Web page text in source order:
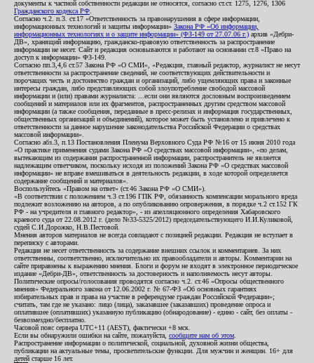
документы к частной собственности редакции не относятся, согласно ст.ст. 1275, 1276, 1306
Гражданского кодекса РФ
Согласно ч.2. п.3. ст.17 «Ответственность за правонарушения в сфере информации,
информационных технологий и защиты информации» Закона РФ «Об информации,
информационных технологиях и о защите информации» (ФЗ-149 от 27.07.06 г.) архив «Дебри-
ДВ», хранящий информацию, гражданско-правовую ответственность за распространение
информации не несет. Сайт и редакция основываются и работают на основании ст.8 «Право на
доступ к информации» ФЗ-149.
Согласно пп.3,4,6 ст.57 Закона РФ «О СМИ», «Редакция, главный редактор, журналист не несут
ответственности за распространение сведений, не соответствующих действительности и
порочащих честь и достоинство граждан и организаций, либо ущемляющих права и законные
интересы граждан, либо представляющих собой злоупотребление свободой массовой
информации и (или) правами журналиста: ...если они являются дословным воспроизведением
сообщений и материалов или их фрагментов, распространенных другим средством массовой
информации (а также сообщения, переданные в пресс-релизах и информация государственных,
общественных организаций и объединений), которое может быть установлено и привлечено к
ответственности за данное нарушение законодательства Российской Федерации о средствах
массовой информации».
Согласно абз.3, п.13 Постановления Пленума Верховного Суда РФ №16 от 15 июня 2010 года
«О практике применения судами Закона РФ «О средствах массовой информации», «по делам,
вытекающим из содержания распространенной информации, распространитель не является
надлежащим ответчиком, поскольку исходя из положений Закона РФ «О средствах массовой
информации» не вправе вмешиваться в деятельность редакции, в ходе которой определяется
содержание сообщений и материалов».
Воспользуйтесь «Правом на ответ» (ст.46 Закона РФ «О СМИ»).
«В соответствии с положением ч.3 ст.196 ГПК РФ, обязанность компенсации морального вреда
подлежит возложению на авторов, а по опубликованию опровержения, в порядке ч.2 ст.152 ГК
РФ - на учредителя и главного редактор», - из апелляционного определения Хабаровского
краевого суда от 22.08.2012 г. (дело №33-5325/2012) председательствующего И.И.Куликовой,
судей С.И.Дорожко, Н.В.Пестовой.
Мнения авторов материалов не всегда совпадают с позицией редакции. Редакция не вступает в
переписку с авторами.
Редакция не несет ответственность за содержание внешних ссылок и комментариев. За них
ответственны, соответственно, исключительно их правообладатели и авторы. Комментарии на
сайте приравнены к выражению мнения. Блоги и форум не входят в электронное периодическое
издание «Дебри-ДВ», ответственность за достоверность и наполняемость несут авторы.
Политические опросы/голосования проводятся согласно ч.2. ст.46 «Опросы общественного
мнения» Федерального закона от 12.06.2002 г. № 67-ФЗ «Об основных гарантиях
избирательных прав и права на участие в референдуме граждан Российской Федерации»;
считать, там где не указано: лицо (лица), заказавшее (заказавших) проведение опроса и
оплатившее (оплативших) указанную публикацию (обнародование) - едино - сайт, без оплаты -
безвозмездно/бесплатно.
Часовой пояс сервера UTC+11 (AEST), фактически +8 мск.
Если вы обнаружили ошибки на сайте, пожалуйста, сообщите нам об этом
Распространение информации о политической, социальной, духовной жизни общества,
публикации на актуальные темы, просветительские функции. Для мужчин и женщин. 16+ для
детей старше 16 лет.